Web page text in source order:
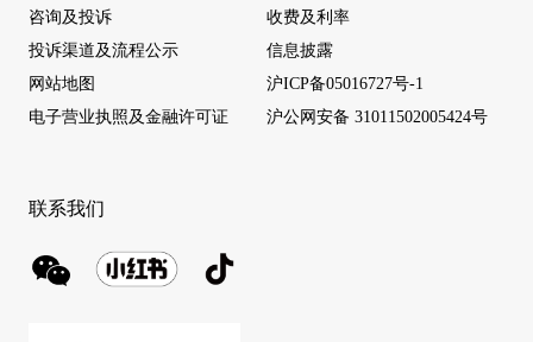
咨询及投诉
投诉渠道及流程公示
网站地图
电子营业执照及金融许可证
收费及利率
信息披露
沪ICP备05016727号-1
沪公网安备 31011502005424号
联系我们